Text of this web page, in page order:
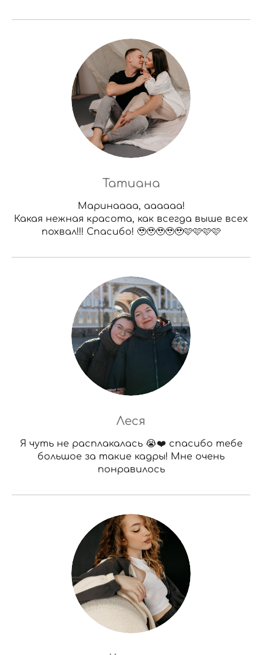
Татиана
Маринаааа, аааааа!
Какая нежная красота, как всегда выше всех
похвал!!! Спасибо! 🥹🥹🥹🥹🥹🩷🩷🩷🩷
Леся
Я чуть не расплакалась 😭❤️ спасибо тебе
большое за такие кадры! Мне очень
понравилось